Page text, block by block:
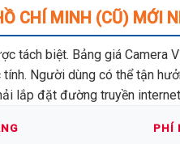
CHÍ MINH (CŨ) MỚI
tách biệt. Bảng giá
Người dùng có thể tận
lắp đặt đường truyền
PHÍ